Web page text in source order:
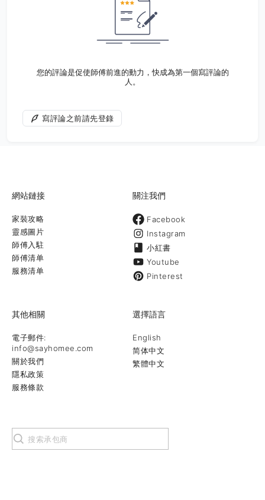
您的評論是促使師傅前進的動力，快成為第一個寫評論的
人。
寫評論之前請先登錄
網站鏈接
家裝攻略
靈感圖片
師傅入駐
師傅清单
服務清单
關注我們
Facebook
Instagram
小紅書
Youtube
Pinterest
其他相關
電子郵件:
info@sayhomee.com
關於我們
隱私政策
服務條款
選擇語言
English
简体中文
繁體中文